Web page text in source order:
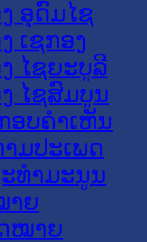
ອຸດົມໄຊ
ເຊກອງ
ໄຊຍະບູລີ
ໄຊສົມບູນ
ອບຄໍາເຫັນ
ມປະເພດ
ທໍາມະນູນ
າຍ
ໝາຍ